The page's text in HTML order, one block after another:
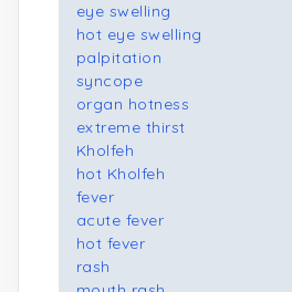
eye swelling
hot eye swelling
palpitation
syncope
organ hotness
extreme thirst
Kholfeh
hot Kholfeh
fever
acute fever
hot fever
rash